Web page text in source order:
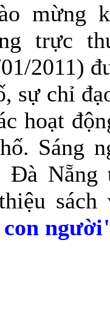
mừng
trực
2011)
sự chỉ
hoạt
Sáng
Nẵng
con